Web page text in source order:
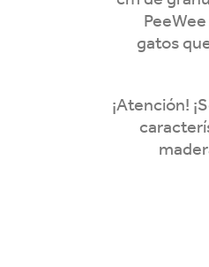
gatos
¡Atención!